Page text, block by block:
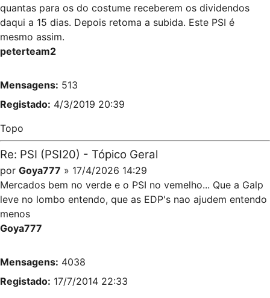
quantas para os do costume receberem os dividendos
daqui a 15 dias. Depois retoma a subida. Este PSI é
mesmo assim.
peterteam2
Mensagens: 513
Registado: 4/3/2019 20:39
Topo
Re: PSI (PSI20) - Tópico Geral
por Goya777 » 17/4/2026 14:29
Mercados bem no verde e o PSI no vemelho... Que a Galp
leve no lombo entendo, que as EDP's nao ajudem entendo
menos
Goya777
Mensagens: 4038
Registado: 17/7/2014 22:33